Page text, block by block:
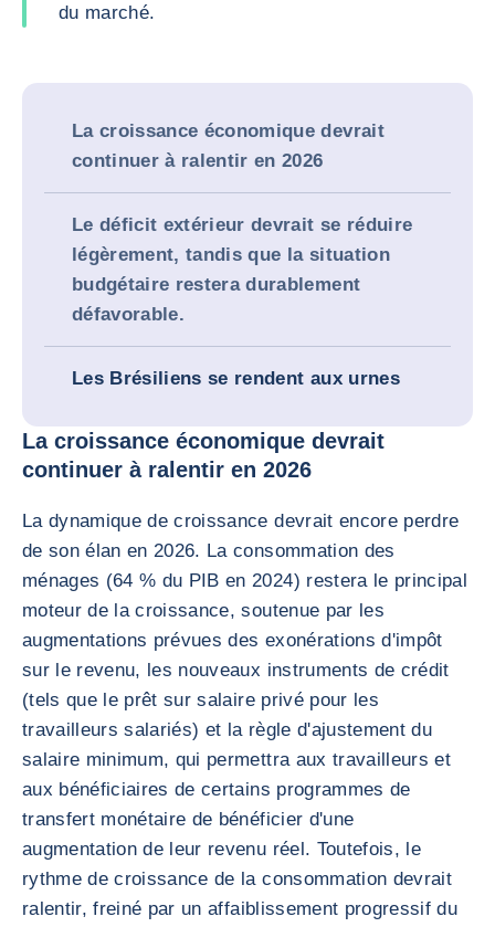
du marché.
La croissance économique devrait
continuer à ralentir en 2026
Le déficit extérieur devrait se réduire
légèrement, tandis que la situation
budgétaire restera durablement
défavorable.
Les Brésiliens se rendent aux urnes
La croissance économique devrait
continuer à ralentir en 2026
La dynamique de croissance devrait encore perdre
de son élan en 2026. La consommation des
ménages (64 % du PIB en 2024) restera le principal
moteur de la croissance, soutenue par les
augmentations prévues des exonérations d'impôt
sur le revenu, les nouveaux instruments de crédit
(tels que le prêt sur salaire privé pour les
travailleurs salariés) et la règle d'ajustement du
salaire minimum, qui permettra aux travailleurs et
aux bénéficiaires de certains programmes de
transfert monétaire de bénéficier d'une
augmentation de leur revenu réel. Toutefois, le
rythme de croissance de la consommation devrait
ralentir, freiné par un affaiblissement progressif du